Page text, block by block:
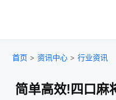
首页 > 资讯中心 > 行业资讯
简单高效!四口麻